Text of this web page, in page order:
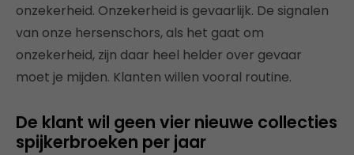
onzekerheid. Onzekerheid is gevaarlijk. De signalen
van onze hersenschors, als het gaat om
onzekerheid, zijn daar heel helder over gevaar
moet je mijden. Klanten willen vooral routine.
De klant wil geen vier nieuwe collecties
spijkerbroeken per jaar